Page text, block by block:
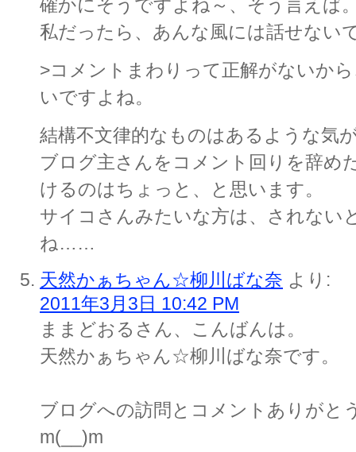
確かにそうですよね～、そう言えば
私だったら、あんな風には話せない
>コメントまわりって正解がないか
いですよね。
結構不文律的なものはあるような気
ブログ主さんをコメント回りを辞め
けるのはちょっと、と思います。
サイコさんみたいな方は、されない
ね……
天然かぁちゃん☆柳川ばな奈 より:
2011年3月3日 10:42 PM
ままどおるさん、こんばんは。
天然かぁちゃん☆柳川ばな奈です。
ブログへの訪問とコメントありがと
m(__)m